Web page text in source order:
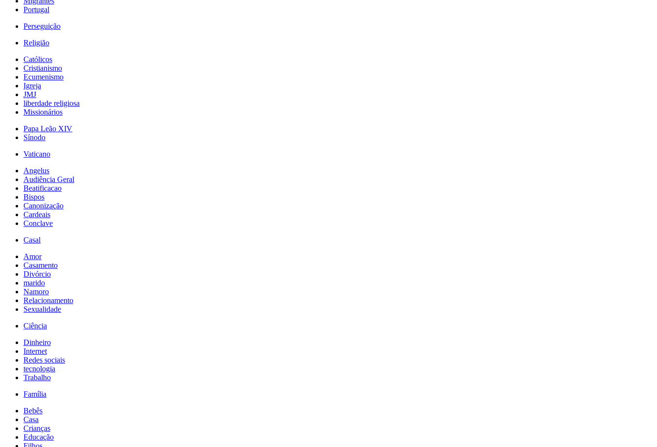
Portugal
Perseguição
Religião
Católicos
Cristianismo
Ecumenismo
Igreja
JMJ
liberdade religiosa
Missionários
Papa Leão XIV
Sínodo
Vaticano
Angelus
Audiência Geral
Beatificacao
Bispos
Canonização
Cardeais
Conclave
Casal
Amor
Casamento
Divórcio
marido
Namoro
Relacionamento
Sexualidade
Ciência
Dinheiro
Internet
Redes sociais
tecnologia
Trabalho
Família
Bebês
Casa
Crianças
Educação